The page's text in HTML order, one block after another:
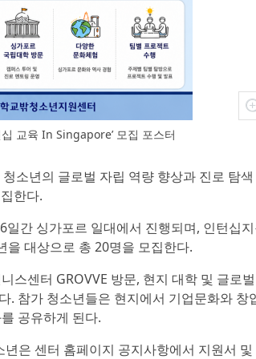
교육 In Singapore’ 모집 포스터
소년의 글로벌 자립 역량 향상과 진로 탐
한다.
간 싱가포르 일대에서 진행되며, 인턴십
을 대상으로 총 20명을 모집한다.
스센터 GROVVE 방문, 현지 대학 및 글로
참가 청소년들은 현지에서 기업문화와 창
공유하게 된다.
은 센터 홈페이지 공지사항에서 지원서